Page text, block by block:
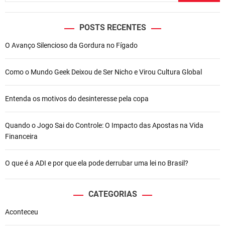
POSTS RECENTES
O Avanço Silencioso da Gordura no Fígado
Como o Mundo Geek Deixou de Ser Nicho e Virou Cultura Global
Entenda os motivos do desinteresse pela copa
Quando o Jogo Sai do Controle: O Impacto das Apostas na Vida
Financeira
O que é a ADI e por que ela pode derrubar uma lei no Brasil?
CATEGORIAS
Aconteceu